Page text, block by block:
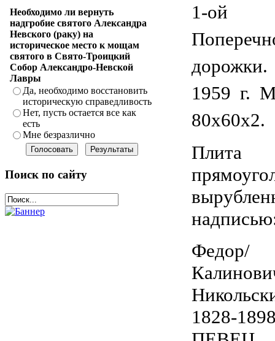
Необходимо ли вернуть
надгробие святого Александра
Невского (раку) на
историческое место к мощам
святого в Свято-Троицкий
Собор Александро-Невской
Лавры
Да, необходимо восстановить
историческую справедливость
Нет, пусть остается все как
есть
Мне безразлично
Поиск по сайту
1-ой
дорожки.
1959 г.
80х60х2.
Плита
Федор/
1828-